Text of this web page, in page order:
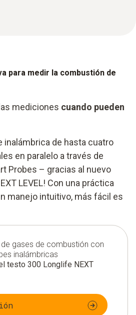
para medir la combustión de
mediciones cuando pueden
inalámbrica de hasta cuatro
en paralelo a través de
Probes – gracias al nuevo
LEVEL! Con una práctica
manejo intuitivo, más fácil es
gases de combustión con
inalámbricas
testo 300 Longlife NEXT